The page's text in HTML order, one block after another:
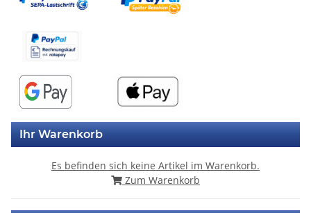
Ihr Warenkorb
Es befinden sich keine Artikel im Warenkorb.
Zum Warenkorb